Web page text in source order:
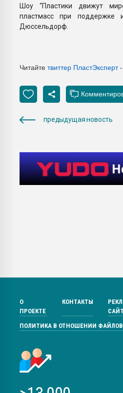
Шоу “Пластики движут
пластмасс при поддержке
Дюссельдорф.
Читайте твиттер ПластЭксперт-
предыдущая новость
О
ПРОЕКТЕ
КОНТАКТЫ
ПОЛИТИКА В ОТНОШЕНИИ ФАЙЛОВ